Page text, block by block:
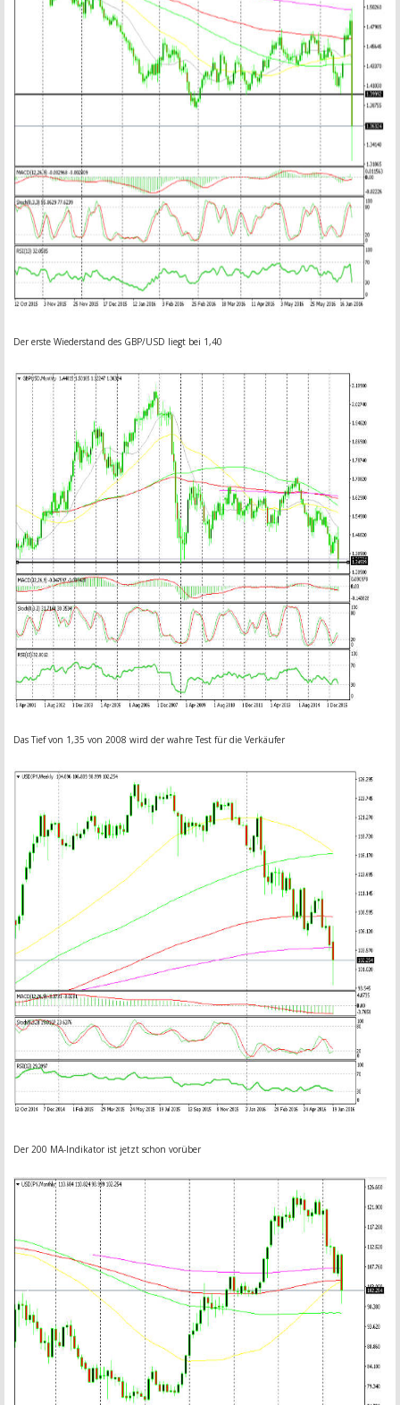
Der erste Wiederstand des GBP/USD liegt bei 1,40
Das Tief von 1,35 von 2008 wird der wahre Test für die Verkäufer
Der 200 MA-Indikator ist jetzt schon vorüber